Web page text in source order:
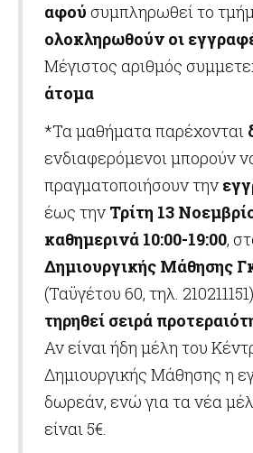
αφού συμπληρωθεί το
ολοκληρωθούν οι
Μέγιστος αριθμός
άτομα
*Τα μαθήματα παρέχονται
ενδιαφερόμενοι μπορούν
πραγματοποιήσουν την
έως την Τρίτη 13
καθημερινά 10:00-19:00,
Δημιουργικής Μάθησης
(Ταϋγέτου 60, τηλ.
τηρηθεί σειρά
Αν είναι ήδη μέλη του
Δημιουργικής Μάθησης η
δωρεάν, ενώ για τα νέα
είναι 5€.